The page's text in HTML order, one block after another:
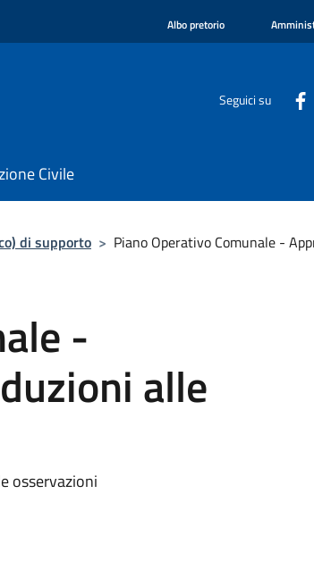
Albo pretorio
Seguici su
Civile
di supporto > Piano Operativo Comunale -
-
alle
osservazioni